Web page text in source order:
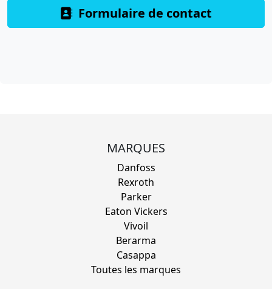
Formulaire de contact
MARQUES
Danfoss
Rexroth
Parker
Eaton Vickers
Vivoil
Berarma
Casappa
Toutes les marques